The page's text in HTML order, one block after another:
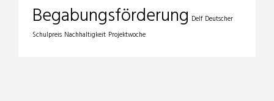
Begabungsförderung Delf Deutscher
Schulpreis Nachhaltigkeit Projektwoche